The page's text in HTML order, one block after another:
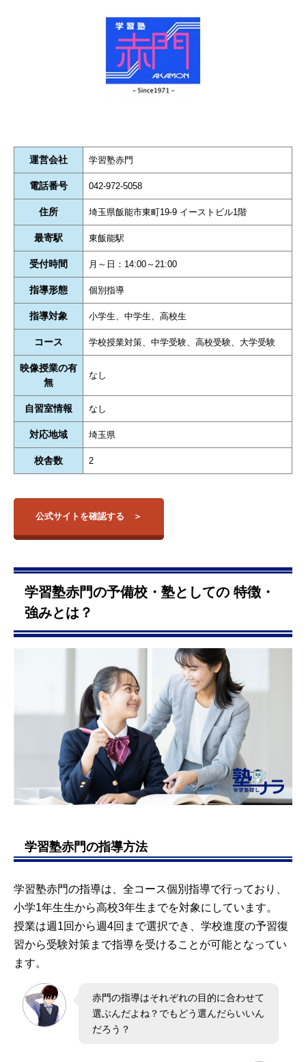
運営会社 学習塾赤門
電話番号 042-972-5058
住所 埼玉県飯能市東町19-9 イーストビル1階
最寄駅 東飯能駅
受付時間 月～日：14:00～21:00
指導形態 個別指導
指導対象 小学生、中学生、高校生
コース 学校授業対策、中学受験、高校受験、大学受験
映像授業の有
無
なし
自習室情報 なし
対応地域 埼玉県
校舎数 2
公式サイトを確認する
学習塾赤門の予備校・塾としての 特徴・
強みとは？
学習塾赤門の指導方法
学習塾赤門の指導は、全コース個別指導で行っており、
小学1年生生から高校3年生までを対象にしています。
授業は週1回から週4回まで選択でき、学校進度の予習復
習から受験対策まで指導を受けることが可能となってい
ます。
赤門の指導はそれぞれの目的に合わせて
選ぶんだよね？でもどう選んだらいいん
だろう？